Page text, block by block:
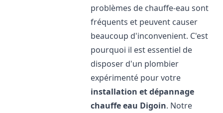
problèmes de chauffe-eau sont
fréquents et peuvent causer
beaucoup d'inconvenient. C'est
pourquoi il est essentiel de
disposer d'un plombier
expérimenté pour votre
installation et dépannage
chauffe eau Digoin. Notre